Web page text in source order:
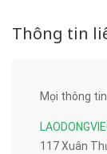
Thông tin
Mọi thông
117 Xuân